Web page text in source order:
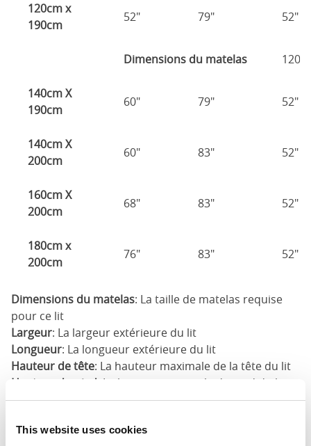
This website uses cookies
120cm x
190cm
52" 79" 52"
Dimensions du matelas
140cm X
190cm
60" 79" 52"
140cm X
200cm
60" 83" 52"
160cm X
200cm
68" 83" 52"
180cm x
200cm
76" 83" 52"
Dimensions du matelas: La taille de matelas requise
pour ce lit
Largeur: La largeur extérieure du lit
Longueur: La longueur extérieure du lit
Hauteur de tête: La hauteur maximale de la tête du lit
Hauteur du pied : La hauteur maximale du pied du lit
cadre de lit. Il peut y avoir une variation de jusqu'à un